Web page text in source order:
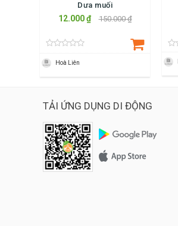
Dưa muối
12.000 ₫ 150.000 ₫
Hoà Liên
TẢI ỨNG DỤNG DI ĐỘNG